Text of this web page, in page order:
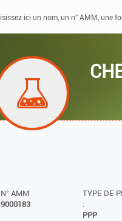
N° AMM
9000183
TYPE DE
:
PPP